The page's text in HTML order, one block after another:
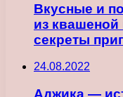
Вкусные и
из
секреты
24.08.2022
Аджика —